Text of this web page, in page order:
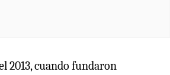
2013, cuando fundaron